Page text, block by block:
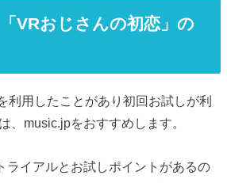
VRおじさんの初恋」の
利用したことがあり初回お試しが利
、music.jpをおすすめします。
ライアルとお試しポイントがあるの